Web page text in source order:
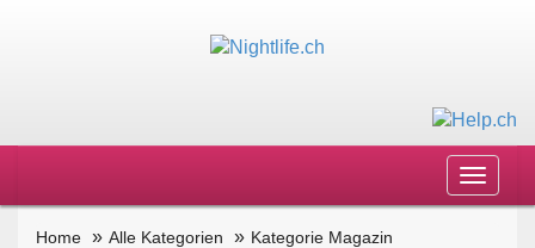
Toggle
Home Alle Kategorien Kategorie Magazin